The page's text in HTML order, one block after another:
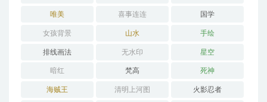
唯美 喜事连连 国学
女孩背景 山水 手绘
排线画法 无水印 星空
暗红 梵高 死神
海贼王 清明上河图 火影忍者